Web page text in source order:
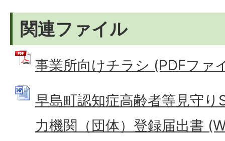
関連ファイル
事業所向けチラシ (PDFファ
早島町認知症高齢者等見守
力機関（団体）登録届出書